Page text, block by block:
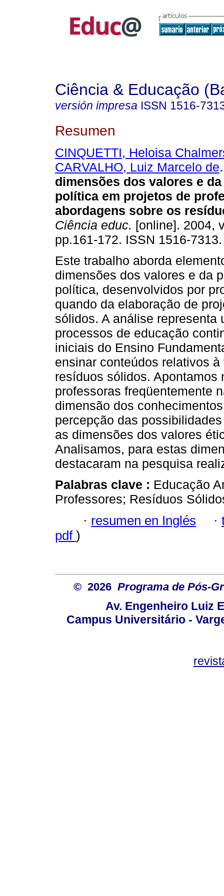
Ciência & Educação
versión impresa ISSN 1516-
Resumen
CINQUETTI, Heloisa
CARVALHO, Luiz Marcelo de.
dimensões dos valores e
política em projetos de
abordagens sobre os
Ciência educ. [online]. 2004,
pp.161-172. ISSN 1516-7313.
Este trabalho aborda
dimensões dos valores e da
política, desenvolvidos por
quando da elaboração de
sólidos. A análise
processos de educação
iniciais do Ensino
ensinar conteúdos relativos
resíduos sólidos.
professoras freqüentemente
dimensão dos
percepção das
as dimensões dos valores
Analisamos, para estas
destacaram na pesquisa
Palabras clave : Educação
Professores; Resíduos
· resumen en Inglés ·
pdf )
© 2026 Programa de Pós-
Av. Engenheiro Luiz
Campus Universitário -